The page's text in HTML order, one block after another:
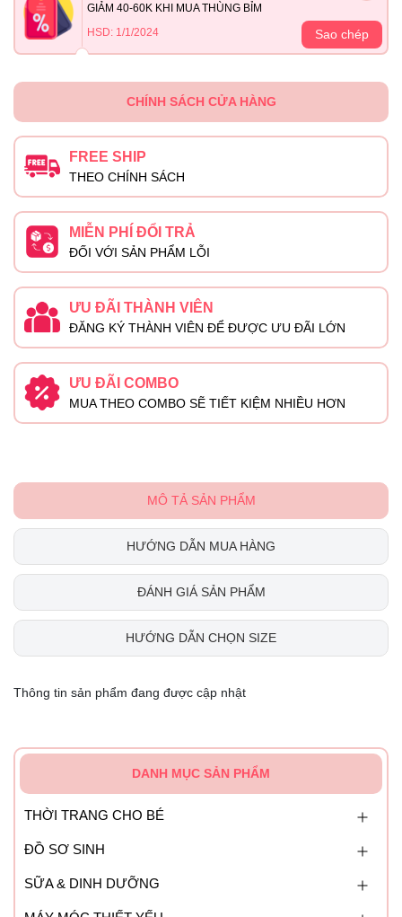
GIẢM 40-60K KHI MUA THÙNG BỈM
HSD: 1/1/2024
Sao chép
CHÍNH SÁCH CỬA HÀNG
FREE SHIP
THEO CHÍNH SÁCH
MIỄN PHÍ ĐỔI TRẢ
ĐỐI VỚI SẢN PHẨM LỖI
ƯU ĐÃI THÀNH VIÊN
ĐĂNG KÝ THÀNH VIÊN ĐỂ ĐƯỢC ƯU ĐÃI LỚN
ƯU ĐÃI COMBO
MUA THEO COMBO SẼ TIẾT KIỆM NHIỀU HƠN
MÔ TẢ SẢN PHẨM
HƯỚNG DẪN MUA HÀNG
ĐÁNH GIÁ SẢN PHẨM
HƯỚNG DẪN CHỌN SIZE
Thông tin sản phẩm đang được cập nhật
DANH MỤC SẢN PHẨM
THỜI TRANG CHO BÉ
ĐỒ SƠ SINH
SỮA & DINH DƯỠNG